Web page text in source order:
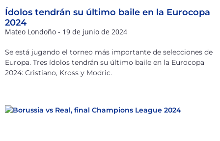
Ídolos tendrán su último baile en la Eurocopa
2024
Mateo Londoño 19 de junio de 2024
Se está jugando el torneo más importante de selecciones de
Europa. Tres ídolos tendrán su último baile en la Eurocopa
2024: Cristiano, Kross y Modric.